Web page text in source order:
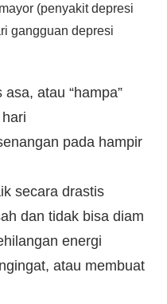
(penyakit depresi
gangguan depresi
atau “hampa”
pada hampir
secara drastis
dan tidak bisa diam
energi
atau membuat